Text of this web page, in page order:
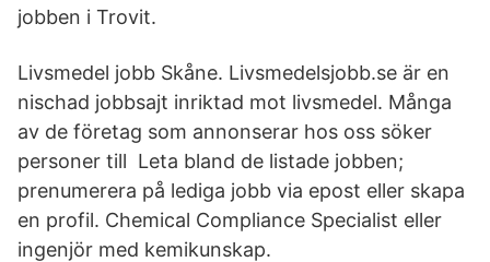
jobben i Trovit.
Livsmedel jobb Skåne. Livsmedelsjobb.se är en
nischad jobbsajt inriktad mot livsmedel. Många
av de företag som annonserar hos oss söker
personer till Leta bland de listade jobben;
prenumerera på lediga jobb via epost eller skapa
en profil. Chemical Compliance Specialist eller
ingenjör med kemikunskap.